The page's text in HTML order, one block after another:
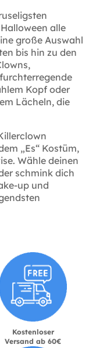
alle
große Auswahl
bis hin zu den
Kopf oder
Lächeln, die
„Es“ Kostüm,
Wähle deinen
schmink dich
up und
Kostenloser
Versand ab 60€